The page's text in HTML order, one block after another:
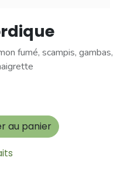
fumé, scampis, gambas,
au panier